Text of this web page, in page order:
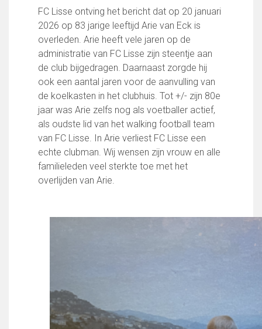
Gevonden voorwerpen
Verenigingsdocumenten
Teams
FC Lisse 1
FC Lisse 2
Toegangs- en seizoenskaarten
Heren- en jongensvoetbal
Vrouwen 1
Vrouwen- en meidenvoetbal
7 tegen 7 Voetbal (35+)
Zaalvoetbal
Walking Football
Beleidsplan Jeugd
Keepersopleiding
Partnerclub van Ajax
FC Lisse ontving het bericht dat op 20 januari
2026 op 83 jarige leeftijd Arie van Eck is
overleden. Arie heeft vele jaren op de
administratie van FC Lisse zijn steentje aan
de club bijgedragen. Daarnaast zorgde hij
ook een aantal jaren voor de aanvulling van
de koelkasten in het clubhuis. Tot +/- zijn 80e
jaar was Arie zelfs nog als voetballer actief,
als oudste lid van het walking football team
van FC Lisse. In Arie verliest FC Lisse een
echte clubman. Wij wensen zijn vrouw en alle
familieleden veel sterkte toe met het
overlijden van Arie.